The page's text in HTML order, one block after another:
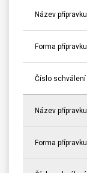
Název přípravku
Forma přípravku
Číslo schválení
Název přípravku
Forma přípravku